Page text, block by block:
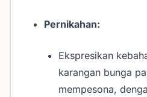
Pernikahan:
Ekspresikan
karangan bunga
mempesona,